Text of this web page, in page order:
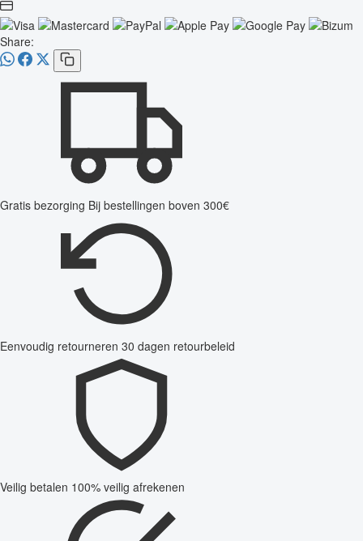
Share:
Gratis bezorging Bij bestellingen boven 300€
Eenvoudig retourneren 30 dagen retourbeleid
Veilig betalen 100% veilig afrekenen